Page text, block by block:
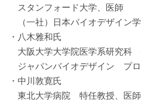
スタンフォード大学、医師
（一社）日本バイオデザイン
・八木雅和氏
大阪大学大学院医学系研究科
ジャパンバイオデザイン プロ
・中川敦寛氏
東北大学病院 特任教授、医師